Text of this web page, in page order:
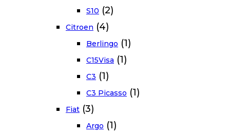
S10 (2)
Citroen (4)
Berlingo (1)
C15Visa (1)
C3 (1)
C3 Picasso (1)
Fiat (3)
Argo (1)